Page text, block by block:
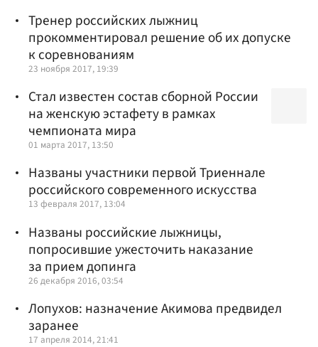
Тренер российских лыжниц
прокомментировал решение об их допуске
к соревнованиям
23 ноября 2017, 19:39
Стал известен состав сборной России
на женскую эстафету в рамках
чемпионата мира
01 марта 2017, 13:50
Названы участники первой Триеннале
российского современного искусства
13 февраля 2017, 13:04
Названы российские лыжницы,
попросившие ужесточить наказание
за прием допинга
26 декабря 2016, 03:54
Лопухов: назначение Акимова предвидел
заранее
17 апреля 2014, 21:41